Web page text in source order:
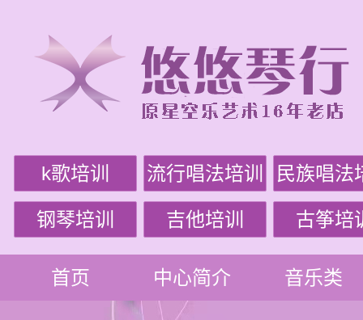
k歌培训 流行唱法培训 民族唱法
钢琴培训 吉他培训 古筝培
首页 中心简介 音乐类